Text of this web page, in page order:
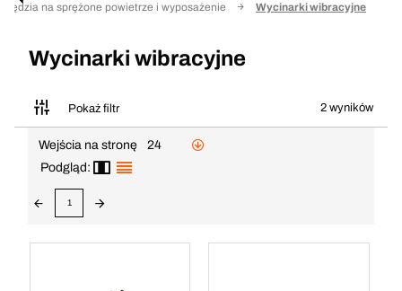
na sprężone powietrze i wyposażenie Wycinarki wibracyjne
Wycinarki wibracyjne
Pokaż filtr 2 wyników
Wejścia na stronę
24
Podgląd:
1